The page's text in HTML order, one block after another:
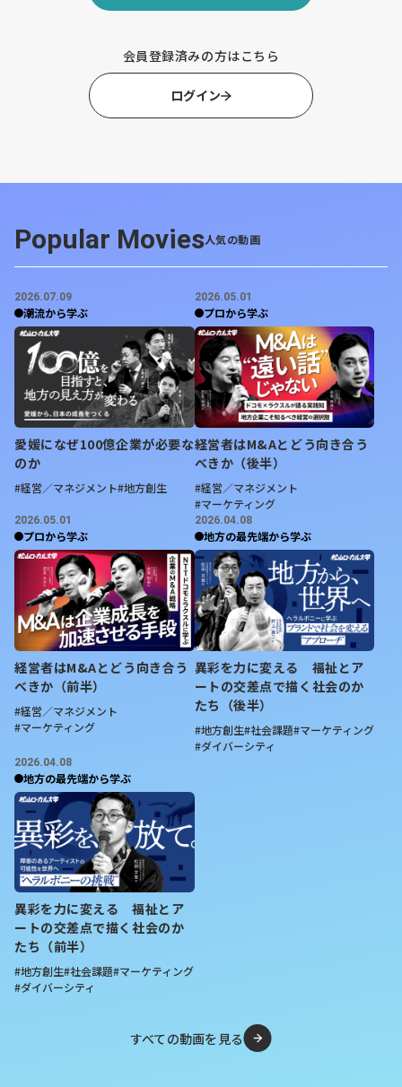
会員登録済みの方はこちら
ログイン
【北海道ニュース】ワインは世界の
「共通言語」 ピノ・ノワール栽培支
援/滞在観光も 余市町長・齊藤啓輔氏
・ ワインで地域ブランド化
ワインを「国際的な共通言語」と位置づけ、余市＝ワイン
という強い印象を浸透させる戦略を推進。リンゴ産地の伝
統を生かしつつ、ピノ・ノワールやシャルドネへの品種転
換を補助金で支援している。
・経済効果と観光振興
ふるさと納税は15億円超に伸び、地域経済に好影響。ワ
インを中心とした観光も活発化し、長期滞在型の愛好家が
増加。食材や水産物との連携で「ガストロノミーツーリズ
ム」の広がりを目指している。
現在の北海道はかつてのブルゴーニュに近い気候でブドウ
栽培に適している。提携を通じ温暖化対策の交流も進めつ
つ、世界的需要減少の中でも小規模ワイナリーの高品質ワ
インへの需要が続くと見込んでいる。
【北海道ニュース】道内ワイナリー、
余市に3割集積
https://www.nikkei.com/article/
【要約】
・余市のワイン産地としての歩み
1980年代に本格的にブドウ栽培が始まり、2011年には道
内初のワイン特区に認定。中小規模ワイナリーやブドウ生
産者の増加で、余市は道内を代表する産地へ成長した。
・外部連携と注目度の向上
2022年にリーデル・ジャパンと包括連携協定を締結し、
ワイン愛好家から注目を集める契機となった。
2025年5月にはX JAPANのYOSHIKI氏が町内でワイン生産
を開始。名門「ドメーヌ・タカヒコ」の曽我貴彦氏が監修
Popular Movies人気の動画
2026.07.09
潮流から学ぶ
愛媛になぜ100億企業が必要な
のか
#経営／マネジメント#地方創生
2026.05.01
プロから学ぶ
経営者はM&Aとどう向き合う
べきか（後半）
#経営／マネジメント
#マーケティング
2026.05.01
プロから学ぶ
経営者はM&Aとどう向き合う
べきか（前半）
#経営／マネジメント
#マーケティング
2026.04.08
地方の最先端から学ぶ
異彩を力に変える 福祉とア
ートの交差点で描く社会のか
たち（後半）
#地方創生#社会課題#マーケティング
#ダイバーシティ
2026.04.08
地方の最先端から学ぶ
異彩を力に変える 福祉とア
ートの交差点で描く社会のか
たち（前半）
#地方創生#社会課題#マーケティング
#ダイバーシティ
すべての動画を見る